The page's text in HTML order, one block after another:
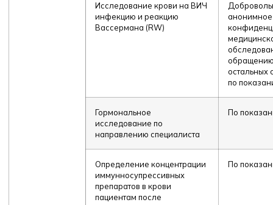
Исследование крови на ВИЧ
инфекцию и реакцию
Вассермана (RW)
остальных
по
Гормональное
исследование по
направлению специалиста
По
Определение концентрации
иммунносупрессивных
препаратов в крови
пациентам после
По